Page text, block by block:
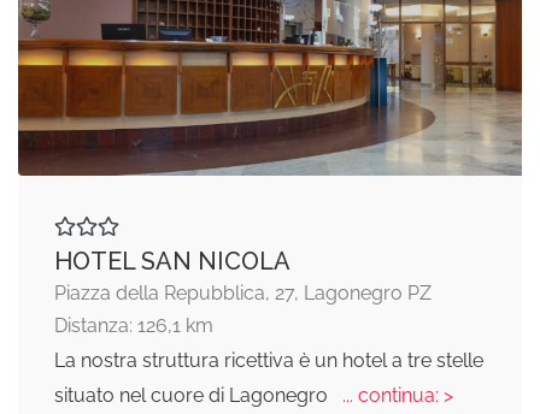
HOTEL SAN NICOLA
Piazza della Repubblica, 27, Lagonegro PZ
Distanza: 126,1 km
La nostra struttura ricettiva è un hotel a tre stelle
situato nel cuore di Lagonegro
... continua: >